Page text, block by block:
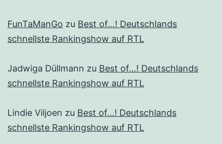
FunTaManGo zu Best of…! Deutschlands
schnellste Rankingshow auf RTL
Jadwiga Düllmann zu Best of…! Deutschlands
schnellste Rankingshow auf RTL
Lindie Viljoen zu Best of…! Deutschlands
schnellste Rankingshow auf RTL